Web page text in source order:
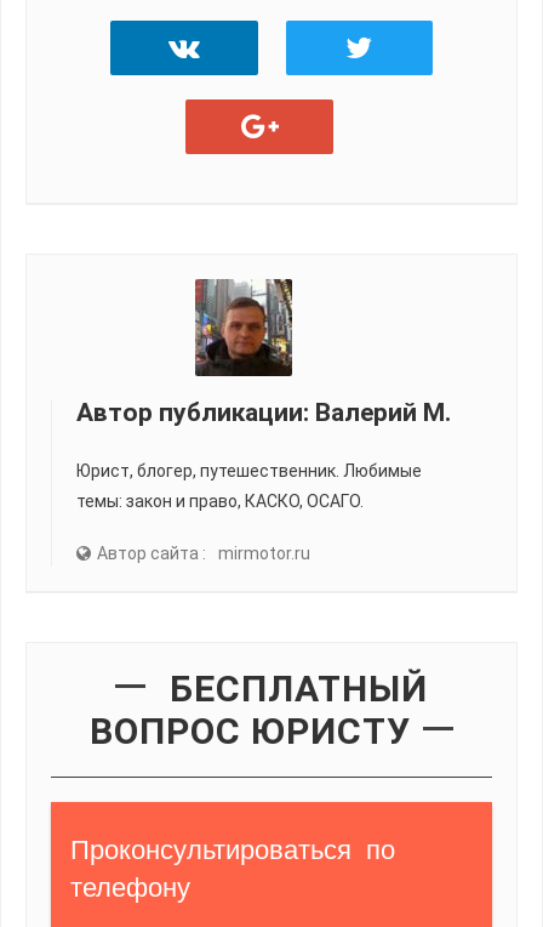
Автор публикации: Валерий М.
Юрист, блогер, путешественник. Любимые
темы: закон и право, КАСКО, ОСАГО.
Автор сайта : mirmotor.ru
БЕСПЛАТНЫЙ
ВОПРОС ЮРИСТУ